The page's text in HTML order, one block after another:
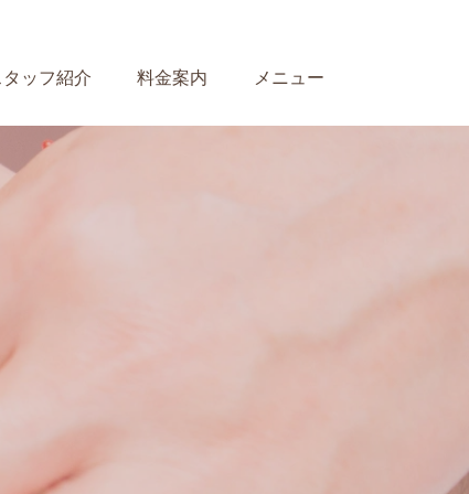
タッフ紹介 料金案内 メニュー